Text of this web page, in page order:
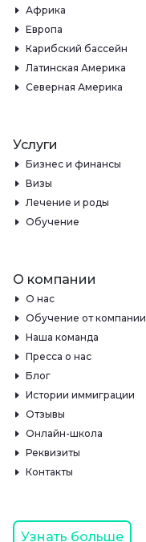
Африка
Европа
Карибский бассейн
Латинская Америка
Северная Америка
Услуги
Бизнес и финансы
Визы
Лечение и роды
Обучение
О компании
О нас
Обучение от компании
Наша команда
Пресса о нас
Блог
Истории иммиграции
Отзывы
Онлайн-школа
Реквизиты
Контакты
Узнать больше